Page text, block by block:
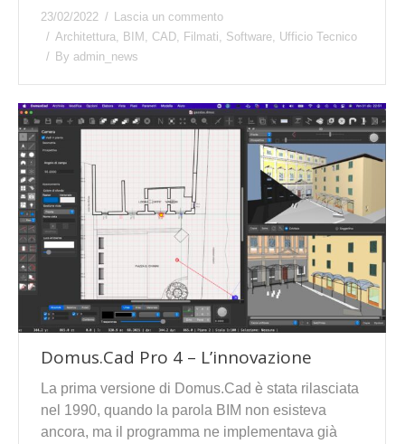
23/02/2022
Lascia un commento
Architettura
BIM CAD Filmati Software Ufficio Tecnico
By admin_news
Domus.Cad Pro 4 – L’innovazione
La prima versione di Domus.Cad è stata rilasciata
nel 1990, quando la parola BIM non esisteva
ancora, ma il programma ne implementava già